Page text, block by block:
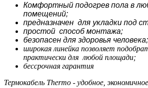
Комфортный подогрев пола в
помещений;
предназначен для укладки под
простой способ монтажа;
безопасен для здоровья человека;
широкая линейка позволяет
практически для любой площади;
бессрочная гарантия
Термокабель Thermo - удобное,